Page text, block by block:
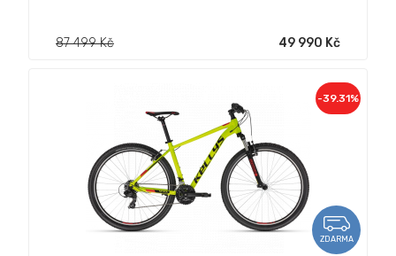
87 499 Kč 49 990 Kč
ZDARMA
-39.31%